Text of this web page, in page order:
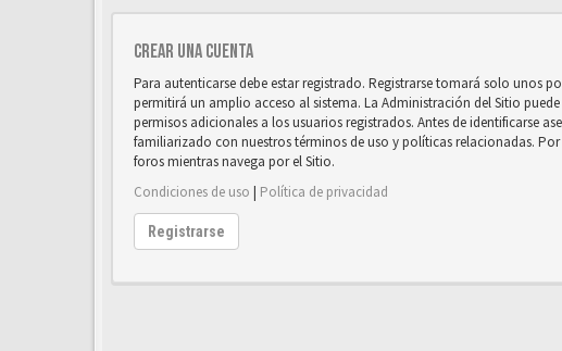
Crear una cuenta
Para autenticarse debe estar registrado. Registrarse tomará solo unos
permitirá un amplio acceso al sistema. La Administración del Sitio
permisos adicionales a los usuarios registrados. Antes de identificarse
familiarizado con nuestros términos de uso y políticas relacionadas. Por
foros mientras navega por el Sitio.
Condiciones de uso | Política de privacidad
Registrarse